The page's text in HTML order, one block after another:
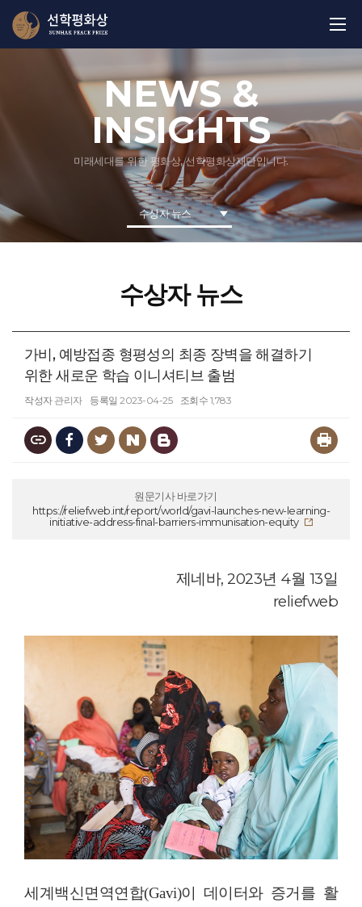
NEWS &
INSIGHTS
미래세대를 위한 평화상, 선학평화상재단입니다.
수상자 뉴스
수상자 뉴스
가비, 예방접종 형평성의 최종 장벽을 해결하기
위한 새로운 학습 이니셔티브 출범
작성자 관리자 등록일 2023-04-25 조회수 1,783
원문기사 바로가기
https://reliefweb.int/report/world/gavi-launches-new-learning-
initiative-address-final-barriers-immunisation-equity
제네바, 2023년 4월 13일
reliefweb
세계백신면역연합(Gavi)이 데이터와 증거를 활